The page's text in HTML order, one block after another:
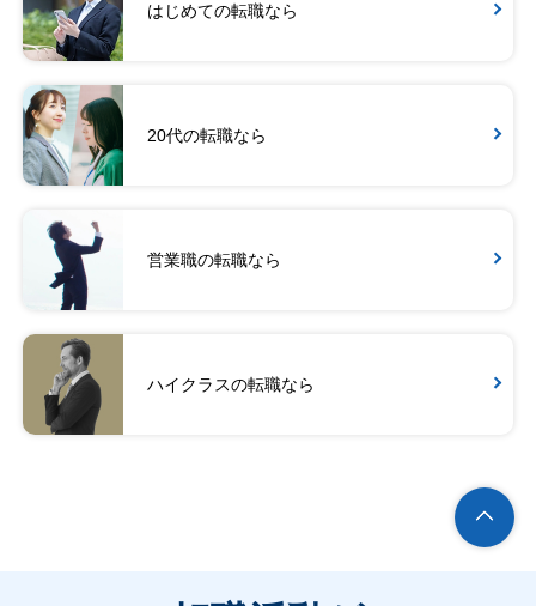
はじめての転職なら
20代の転職なら
営業職の転職なら
ハイクラスの転職なら